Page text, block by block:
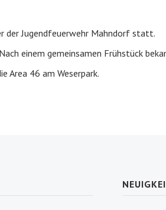
der Jugendfeuerwehr Mahndorf statt.
einem gemeinsamen Frühstück
Area 46 am Weserpark.